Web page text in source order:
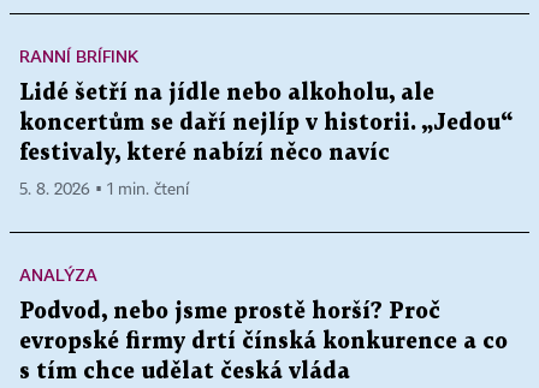
RANNÍ BRÍFINK
Lidé šetří na jídle nebo alkoholu, ale
koncertům se daří nejlíp v historii. „Jedou“
festivaly, které nabízí něco navíc
5. 8. 2026 ▪ 1 min. čtení
ANALÝZA
Podvod, nebo jsme prostě horší? Proč
evropské firmy drtí čínská konkurence a co
s tím chce udělat česká vláda